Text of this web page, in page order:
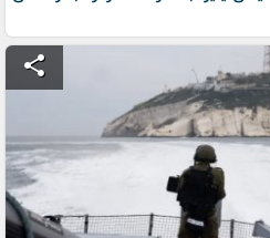
share